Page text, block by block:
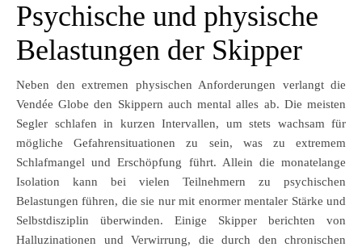
Psychische und physische
Belastungen der Skipper
Neben den extremen physischen Anforderungen verlangt die
Vendée Globe den Skippern auch mental alles ab. Die meisten
Segler schlafen in kurzen Intervallen, um stets wachsam für
mögliche Gefahrensituationen zu sein, was zu extremem
Schlafmangel und Erschöpfung führt. Allein die monatelange
Isolation kann bei vielen Teilnehmern zu psychischen
Belastungen führen, die sie nur mit enormer mentaler Stärke und
Selbstdisziplin überwinden. Einige Skipper berichten von
Halluzinationen und Verwirrung, die durch den chronischen